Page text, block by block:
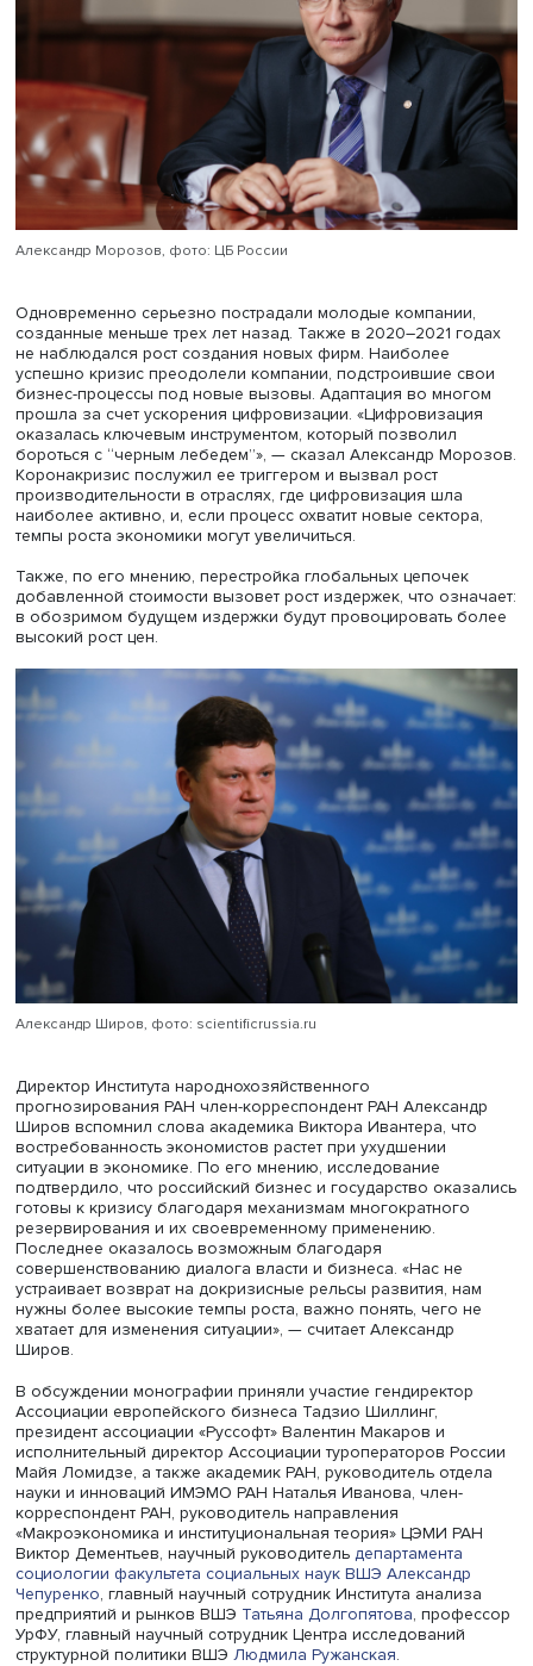
Николай Комлев, фото: АПКИТ
Директор департамента исследований и
Банка России Александр Морозов указал на то, что
монографии. Исследование показало значительный
числа кредитов и заемщиков при снижении средней
кредита, банки стали активно выдавать льготные
рамках госпрограмм. Основными их получателями
финансово устойчивые компании, не бравшие прежде
кредитов, — у них не хватало собственной
помощь государства оказалась своевременной.
Также исследование ЦБ показало, что в 2020–2021
число ликвидированных фирм было меньше, чем в
годы, небольшой всплеск наблюдался только в
2020-го при снятии моратория на банкротство. Кризис
очистил рынок от низкопроизводительных компаний,
закрывались чаще, чем в предыдущий период.
Александр Морозов, фото: ЦБ России
Одновременно серьезно пострадали молодые
созданные меньше трех лет назад. Также в 2020–2021
не наблюдался рост создания новых фирм. Наиболее
успешно кризис преодолели компании, подстроившие
бизнес-процессы под новые вызовы. Адаптация во
прошла за счет ускорения цифровизации.
оказалась ключевым инструментом, который позволил
бороться с “черным лебедем”», — сказал Александр
Коронакризис послужил ее триггером и вызвал рост
производительности в отраслях, где цифровизация шла
наиболее активно, и, если процесс охватит новые
темпы роста экономики могут увеличиться.